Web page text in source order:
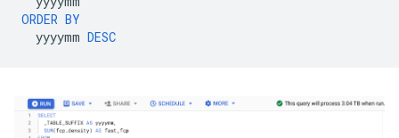
ORDER BY
yyyymm DESC